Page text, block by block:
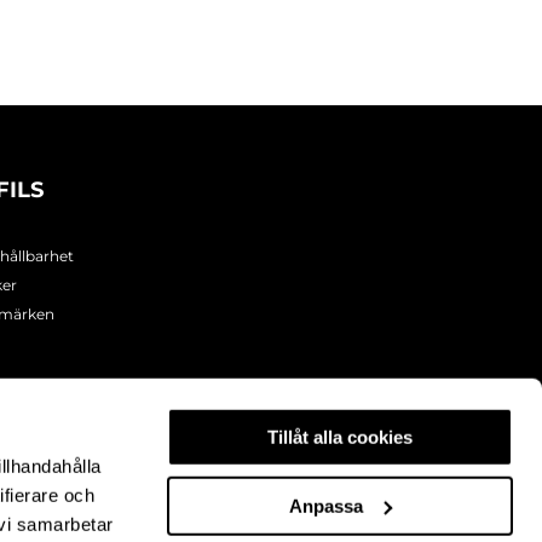
och
samarbetar
Tillåt alla cookies
Anpassa